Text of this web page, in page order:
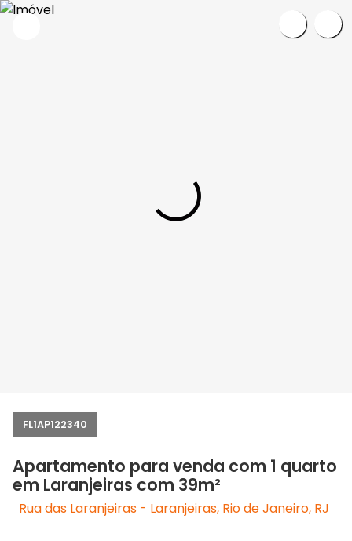
FL1AP122340
Apartamento para venda com 1 quarto
em Laranjeiras com 39m²
Rua das Laranjeiras - Laranjeiras, Rio de Janeiro, RJ